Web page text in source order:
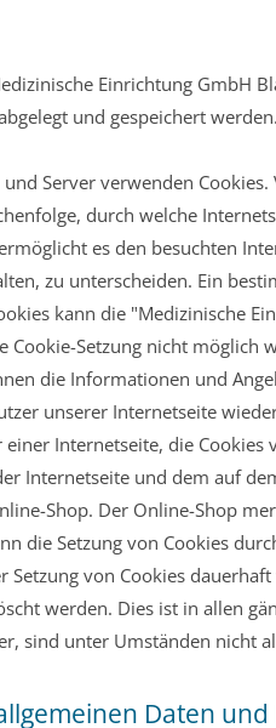
Einrichtung GmbH
und gespeichert werden.
Server verwenden
durch welche
es den besuchten
zu unterscheiden. Ein
kann die "Medizinische
Cookie-Setzung nicht möglich
die Informationen und
unserer Internetseite
Internetseite, die
Internetseite und dem auf
Shop. Der Online-Shop
die Setzung von Cookies
von Cookies
werden. Dies ist in allen
sind unter Umständen nicht
Daten